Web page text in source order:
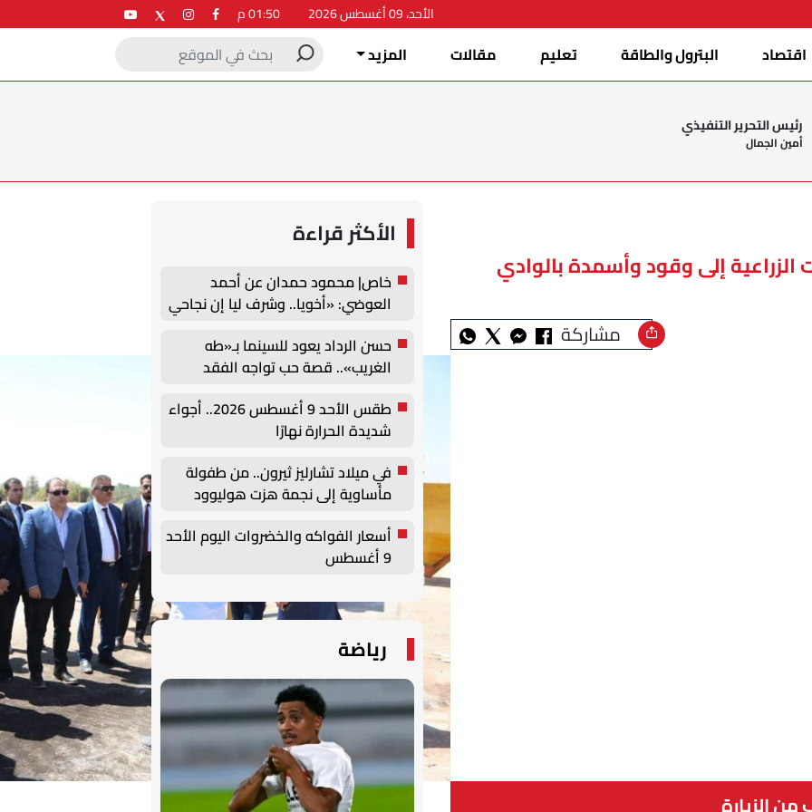
الأحد، 09 أغسطس 2026
اقتصاد البترول والطاقة تعليم مقالات المزيد
رئيس التحرير التنفيذي
أمين الجمال
إلى وقود وأسمدة بالوادي
مشاركة
من الزيارة
الأكثر قراءة
خاص| محمود حمدان عن أحمد
العوضي: «أخويا.. وشرف ليا إن نجاحي
حسن الرداد يعود للسينما بـ«طه
الغريب».. قصة حب تواجه الفقد
طقس الأحد 9 أغسطس 2026.. أجواء
شديدة الحرارة نهارًا
في ميلاد تشارليز ثيرون.. من طفولة
مأساوية إلى نجمة هزت هوليوود
أسعار الفواكه والخضروات اليوم الأحد
9 أغسطس
رياضة